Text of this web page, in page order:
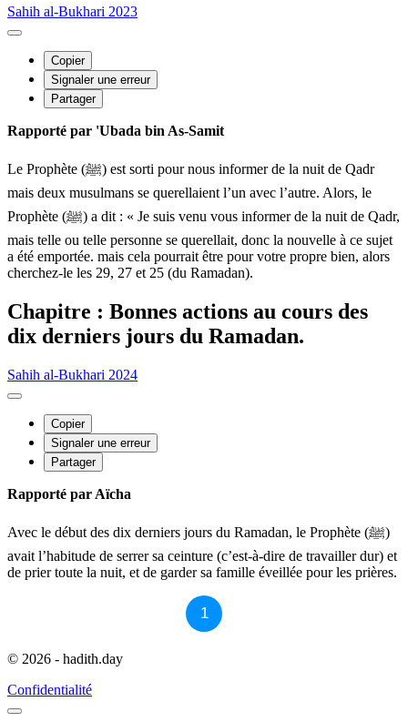
Sahih al-Bukhari 2023
Copier
Signaler une erreur
Partager
Rapporté par 'Ubada bin As-Samit
Le Prophète (ﷺ) est sorti pour nous informer de la nuit de Qadr
mais deux musulmans se querellaient l’un avec l’autre. Alors, le
Prophète (ﷺ) a dit : « Je suis venu vous informer de la nuit de Qadr,
mais telle ou telle personne se querellait, donc la nouvelle à ce sujet
a été emportée. mais cela pourrait être pour votre propre bien, alors
cherchez-le les 29, 27 et 25 (du Ramadan).
Chapitre : Bonnes actions au cours des
dix derniers jours du Ramadan.
Sahih al-Bukhari 2024
Copier
Signaler une erreur
Partager
Rapporté par Aïcha
Avec le début des dix derniers jours du Ramadan, le Prophète (ﷺ)
avait l’habitude de serrer sa ceinture (c’est-à-dire de travailler dur) et
de prier toute la nuit, et de garder sa famille éveillée pour les prières.
1
© 2026 - hadith.day
Confidentialité